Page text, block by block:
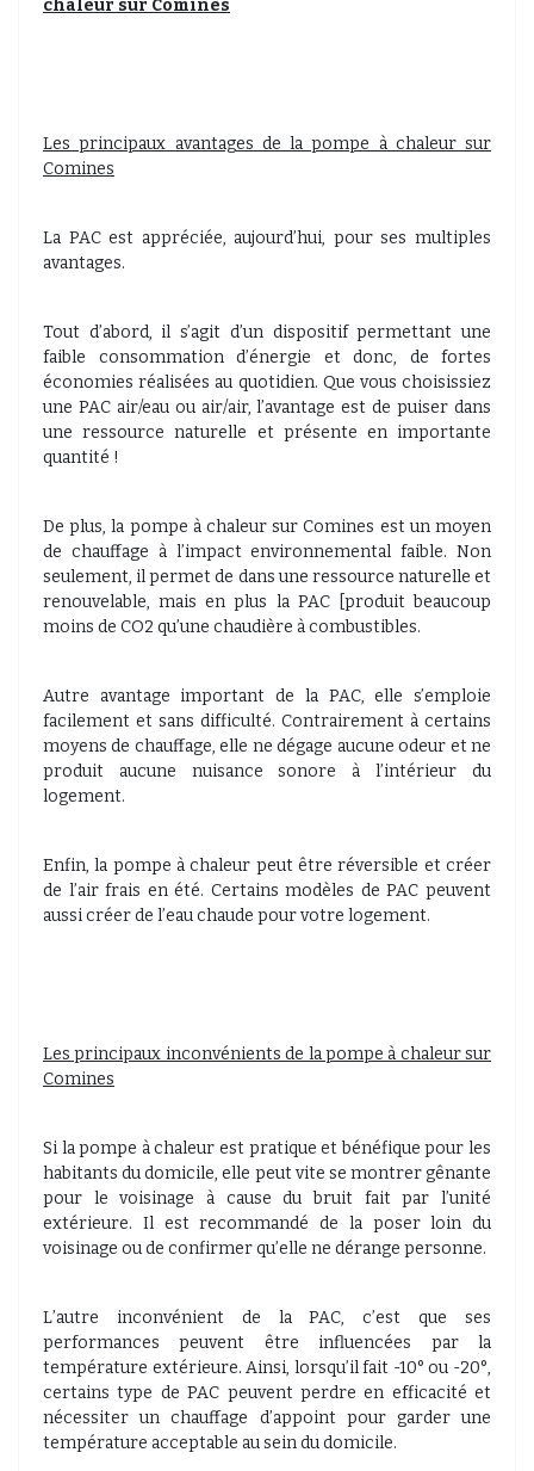
chaleur sur Comines
Les principaux avantages de la pompe à chaleur sur
Comines
La PAC est appréciée, aujourd’hui, pour ses multiples
avantages.
Tout d’abord, il s’agit d’un dispositif permettant une
faible consommation d’énergie et donc, de fortes
économies réalisées au quotidien. Que vous choisissiez
une PAC air/eau ou air/air, l’avantage est de puiser dans
une ressource naturelle et présente en importante
quantité !
De plus, la pompe à chaleur sur Comines est un moyen
de chauffage à l’impact environnemental faible. Non
seulement, il permet de dans une ressource naturelle et
renouvelable, mais en plus la PAC [produit beaucoup
moins de CO2 qu’une chaudière à combustibles.
Autre avantage important de la PAC, elle s’emploie
facilement et sans difficulté. Contrairement à certains
moyens de chauffage, elle ne dégage aucune odeur et ne
produit aucune nuisance sonore à l’intérieur du
logement.
Enfin, la pompe à chaleur peut être réversible et créer
de l’air frais en été. Certains modèles de PAC peuvent
aussi créer de l’eau chaude pour votre logement.
Les principaux inconvénients de la pompe à chaleur sur
Comines
Si la pompe à chaleur est pratique et bénéfique pour les
habitants du domicile, elle peut vite se montrer gênante
pour le voisinage à cause du bruit fait par l’unité
extérieure. Il est recommandé de la poser loin du
voisinage ou de confirmer qu’elle ne dérange personne.
L’autre inconvénient de la PAC, c’est que ses
performances peuvent être influencées par la
température extérieure. Ainsi, lorsqu’il fait -10° ou -20°,
certains type de PAC peuvent perdre en efficacité et
nécessiter un chauffage d’appoint pour garder une
température acceptable au sein du domicile.